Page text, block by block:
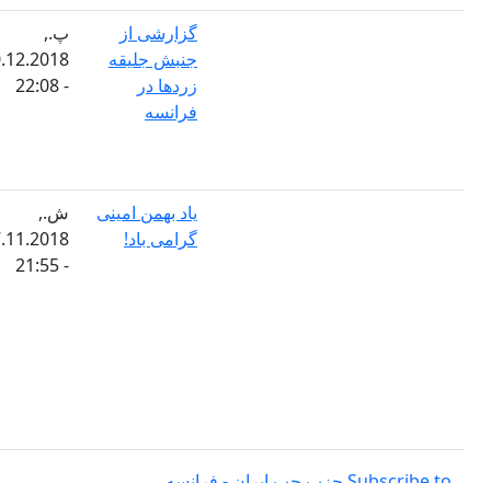
گزارشی از
جنبش جلیقه
زردها در
فرانسه
20.12.2018
یاد بهمن امینی
گرامی باد!
ش.,
17.11.2018